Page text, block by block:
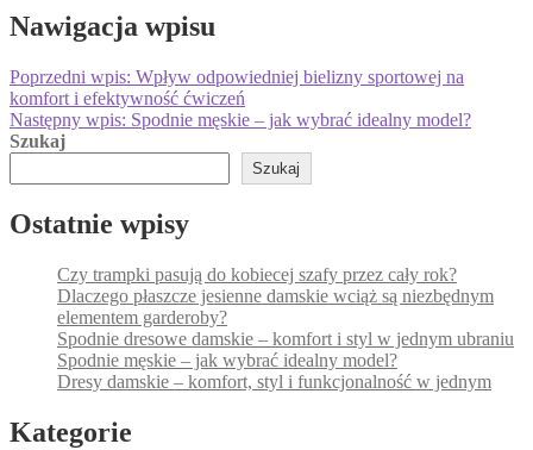
Nawigacja wpisu
Poprzedni wpis: Wpływ odpowiedniej bielizny sportowej na
komfort i efektywność ćwiczeń
Następny wpis: Spodnie męskie – jak wybrać idealny model?
Szukaj
Szukaj
Ostatnie wpisy
Czy trampki pasują do kobiecej szafy przez cały rok?
Dlaczego płaszcze jesienne damskie wciąż są niezbędnym
elementem garderoby?
Spodnie dresowe damskie – komfort i styl w jednym ubraniu
Spodnie męskie – jak wybrać idealny model?
Dresy damskie – komfort, styl i funkcjonalność w jednym
Kategorie